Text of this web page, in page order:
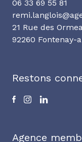
06 33 69 55 81
21 Rue des
92260 Fontenay-
Restons
Agence